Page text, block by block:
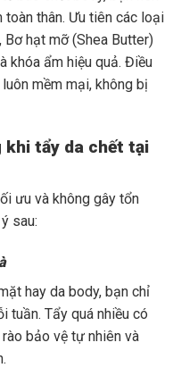
thân. Ưu tiên các loại
hạt mỡ (Shea Butter)
khóa ẩm hiệu quả. Điều
mềm mại, không bị
khi tẩy da chết tại
ưu và không gây tổn
sau:
hay da body, bạn chỉ
tuần. Tẩy quá nhiều có
bảo vệ tự nhiên và